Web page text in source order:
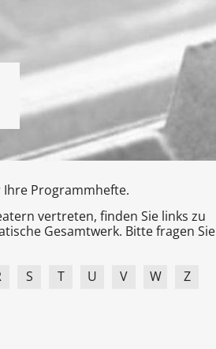
Ihre Programmhefte.
vertreten, finden Sie links zu
Gesamtwerk. Bitte fragen Sie
S T U V W Z